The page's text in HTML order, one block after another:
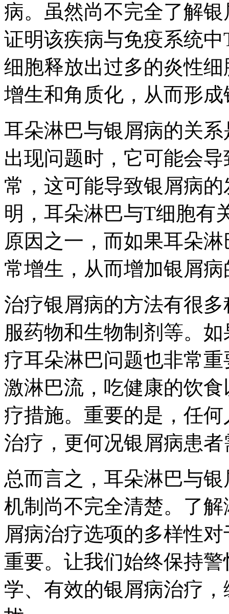
病。虽然尚不完全了解
证明该疾病与免疫系统
细胞释放出过多的炎性
增生和角质化，从而形
耳朵淋巴与银屑病的关
出现问题时，它可能会
常，这可能导致银屑病
明，耳朵淋巴与T细胞有
原因之一，而如果耳朵
常增生，从而增加银屑
治疗银屑病的方法有很
服药物和生物制剂等。
疗耳朵淋巴问题也非常
激淋巴流，吃健康的饮
疗措施。重要的是，任
治疗，更何况银屑病患
总而言之，耳朵淋巴与
机制尚不完全清楚。了
屑病治疗选项的多样性
重要。让我们始终保持
学、有效的银屑病治疗